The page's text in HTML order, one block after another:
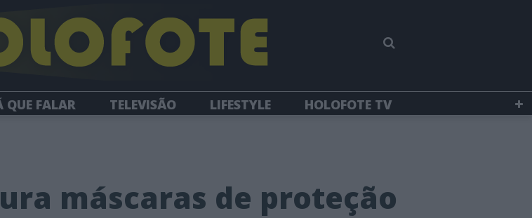
QUE FALAR TELEVISÃO LIFESTYLE
HOLOFOTE TV
máscaras de proteção